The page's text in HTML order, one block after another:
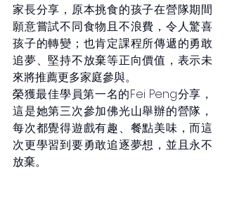
家長分享，原本挑食的孩子在營隊期間
願意嘗試不同食物且不浪費，令人驚喜
孩子的轉變；也肯定課程所傳遞的勇敢
追夢、堅持不放棄等正向價值，表示未
來將推薦更多家庭參與。
榮獲最佳學員第一名的Fei Peng分享，
這是她第三次參加佛光山舉辦的營隊，
每次都覺得遊戲有趣、餐點美味，而這
次更學習到要勇敢追逐夢想，並且永不
放棄。